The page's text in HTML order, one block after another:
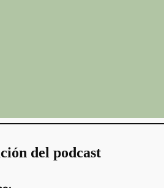
del podcast